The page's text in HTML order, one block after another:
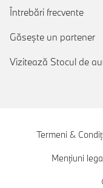
Întrebări frecvente
Găseşte un partener
Vizitează Stocul de
Termeni &
Menţiuni